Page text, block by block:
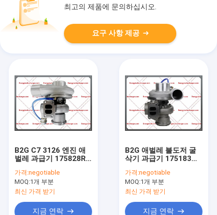
최고의 제품에 문의하십시오.
요구 사항 제공
B2G C7 3126 엔진 애
벌레 과급기 175828R
10R6465 250-0841
10R-6465
가격:negotiable
MOQ:1개 부분
최신 가격 받기
지금 연락
B2G 애벌레 불도저 굴
삭기 과급기 175183
10R-3749 10R3749
C9 엔진
가격:negotiable
MOQ:1개 부분
최신 가격 받기
지금 연락